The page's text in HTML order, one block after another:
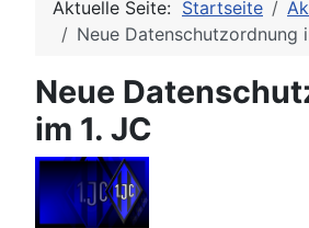
Aktuelle Seite: Startseite
Neue Datenschutzordnung
Neue
im 1. JC